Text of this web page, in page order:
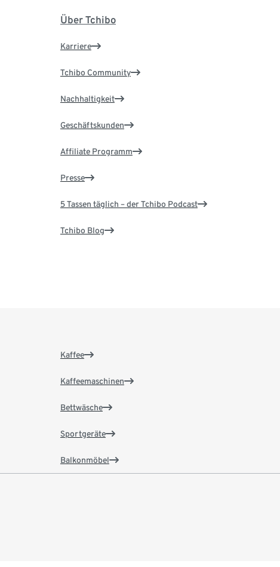
Über Tchibo
Karriere
Tchibo Community
Nachhaltigkeit
Geschäftskunden
Affiliate Programm
Presse
5 Tassen täglich – der Tchibo Podcast
Tchibo Blog
Kaffee
Kaffeemaschinen
Bettwäsche
Sportgeräte
Balkonmöbel